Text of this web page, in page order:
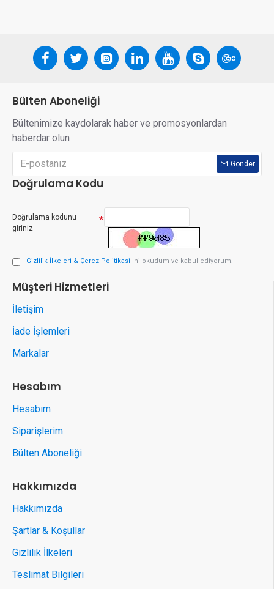
Bülten Aboneliği
Bültenimize kaydolarak haber ve promosyonlardan
haberdar olun
Gönder
Doğrulama Kodu
Doğrulama kodunu
giriniz
Gizlilik İlkeleri & Çerez Politikasi 'ni okudum ve kabul ediyorum.
Müşteri Hizmetleri
İletişim
İade İşlemleri
Markalar
Hesabım
Hesabım
Siparişlerim
Bülten Aboneliği
Hakkımızda
Hakkımızda
Şartlar & Koşullar
Gizlilik İlkeleri
Teslimat Bilgileri